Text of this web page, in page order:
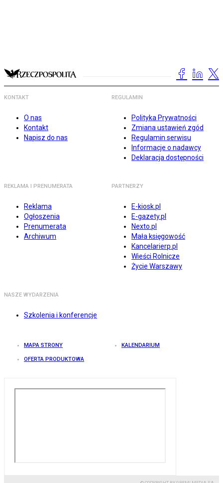
KONTAKT
O nas
Kontakt
Napisz do nas
REGULAMIN
Polityka Prywatności
Zmiana ustawień zgód
Regulamin serwisu
Informacje o nadawcy
Deklaracja dostępności
REKLAMA I PRENUMERATA
Reklama
Ogłoszenia
Prenumerata
Archiwum
PARTNERZY
E-kiosk.pl
E-gazety.pl
Nexto.pl
Mała księgowość
Kancelarierp.pl
Wieści Rolnicze
Życie Warszawy
NASZE WYDARZENIA
Szkolenia i konferencje
MAPA STRONY KALENDARIUM
OFERTA PRODUKTOWA